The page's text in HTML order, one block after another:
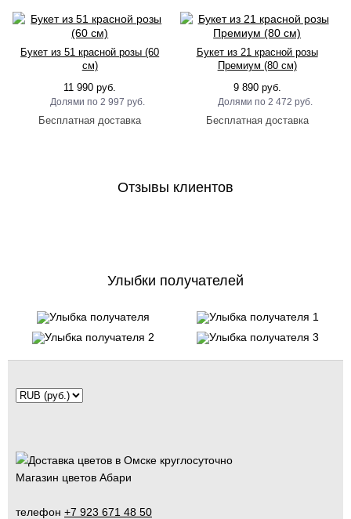
Букет из 51 красной розы (60
см)
11 990 руб.
2 997 руб.
Букет из 21 красной розы
Премиум (80 см)
9 890 руб.
2 472 руб.
Отзывы клиентов
Улыбки получателей
Магазин цветов Абари
телефон +7 923 671 48 50